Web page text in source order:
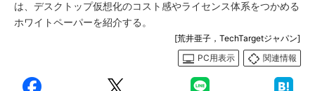
は、デスクトップ仮想化のコスト感やライセンス体系をつかめる
ホワイトペーパーを紹介する。
[荒井亜子，TechTargetジャパン]
PC用表示
関連情報